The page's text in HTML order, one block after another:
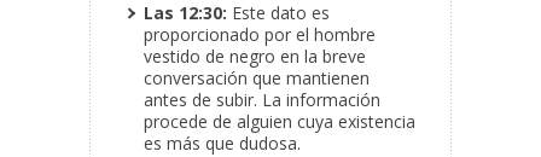
Las 12:30: Este dato es
proporcionado por el hombre
vestido de negro en la breve
conversación que mantienen
antes de subir. La información
procede de alguien cuya existencia
es más que dudosa.